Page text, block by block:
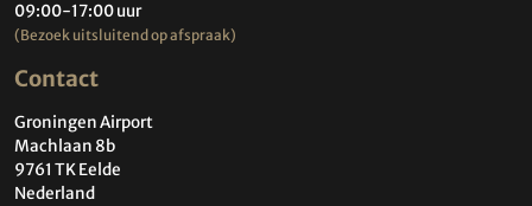
09:00-17:00 uur
(Bezoek uitsluitend op afspraak)
Contact
Groningen Airport
Machlaan 8b
9761 TK Eelde
Nederland